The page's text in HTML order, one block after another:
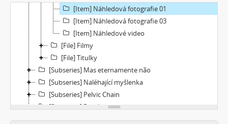
[Item] Náhledová fotografie 01
[Item] Náhledová fotografie 03
[Item] Náhledové video
[File] Filmy
[File] Titulky
[Subseries] Mas eternamente não
[Subseries] Naléhající myšlenka
[Subseries] Pelvic Chain
[Subseries] Perplexity
[Subseries] Proud